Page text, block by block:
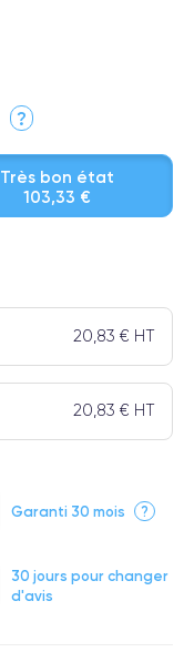
Garanti 30 mois ?
30 jours pour changer
d'avis
?
Très bon état
103,33 €
20,83 € HT
20,83 € HT